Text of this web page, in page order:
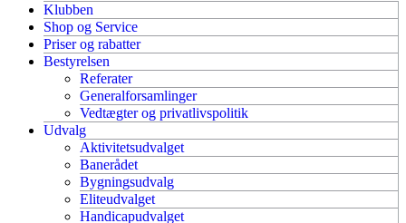
Klubben
Shop og Service
Priser og rabatter
Bestyrelsen
Referater
Generalforsamlinger
Vedtægter og privatlivspolitik
Udvalg
Aktivitetsudvalget
Banerådet
Bygningsudvalg
Eliteudvalget
Handicapudvalget